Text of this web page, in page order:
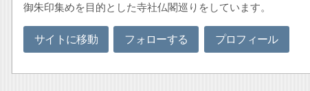
御朱印集めを目的とした寺社仏閣巡りをしています。
サイトに移動 フォローする プロフィール